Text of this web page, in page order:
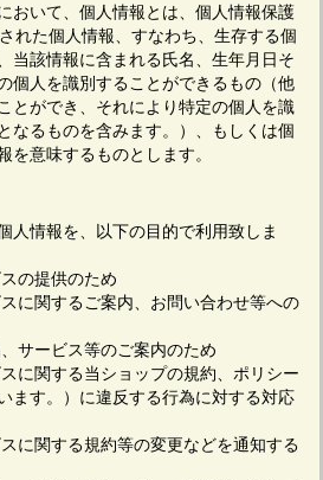
おいて、個人情報とは、個人情報保護
れた個人情報、すなわち、生存する個
当該情報に含まれる氏名、生年月日そ
個人を識別することができるもの（他
とができ、それにより特定の個人を識
なるものを含みます。）、もしくは個
を意味するものとします。
人情報を、以下の目的で利用致しま
の提供のため
に関するご案内、お問い合わせ等への
サービス等のご案内のため
に関する当ショップの規約、ポリシー
ます。）に違反する行為に対する対応
に関する規約等の変更などを通知する